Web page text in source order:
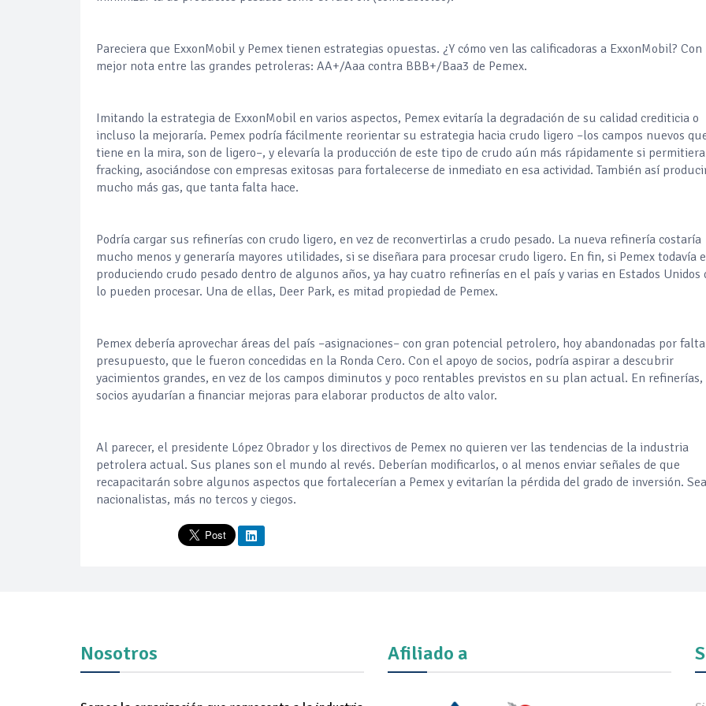
Pareciera que ExxonMobil y Pemex tienen estrategias opuestas. ¿Y cómo ven las calificadoras a ExxonMobil? Con
mejor nota entre las grandes petroleras: AA+/Aaa contra BBB+/Baa3 de Pemex.
Imitando la estrategia de ExxonMobil en varios aspectos, Pemex evitaría la degradación de su calidad crediticia o
incluso la mejoraría. Pemex podría fácilmente reorientar su estrategia hacia crudo ligero –los campos nuevos
tiene en la mira, son de ligero–, y elevaría la producción de este tipo de crudo aún más rápidamente si permitiera
fracking, asociándose con empresas exitosas para fortalecerse de inmediato en esa actividad. También así
mucho más gas, que tanta falta hace.
Podría cargar sus refinerías con crudo ligero, en vez de reconvertirlas a crudo pesado. La nueva refinería costaría
mucho menos y generaría mayores utilidades, si se diseñara para procesar crudo ligero. En fin, si Pemex todavía
produciendo crudo pesado dentro de algunos años, ya hay cuatro refinerías en el país y varias en Estados Unidos
lo pueden procesar. Una de ellas, Deer Park, es mitad propiedad de Pemex.
Pemex debería aprovechar áreas del país –asignaciones– con gran potencial petrolero, hoy abandonadas por
presupuesto, que le fueron concedidas en la Ronda Cero. Con el apoyo de socios, podría aspirar a descubrir
yacimientos grandes, en vez de los campos diminutos y poco rentables previstos en su plan actual. En refinerías,
socios ayudarían a financiar mejoras para elaborar productos de alto valor.
Al parecer, el presidente López Obrador y los directivos de Pemex no quieren ver las tendencias de la industria
petrolera actual. Sus planes son el mundo al revés. Deberían modificarlos, o al menos enviar señales de que
recapacitarán sobre algunos aspectos que fortalecerían a Pemex y evitarían la pérdida del grado de inversión.
nacionalistas, más no tercos y ciegos.
Nosotros Afiliado a